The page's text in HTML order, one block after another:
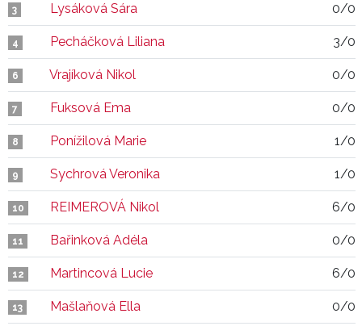
3 Lysáková Sára 0/0
4 Pecháčková Liliana 3/0
6 Vrajíková Nikol 0/0
7 Fuksová Ema 0/0
8 Ponížilová Marie 1/0
9 Sychrová Veronika 1/0
10 REIMEROVÁ Nikol 6/0
11 Bařinková Adéla 0/0
12 Martincová Lucie 6/0
13 Mašlaňová Ella 0/0